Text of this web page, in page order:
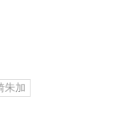
朱加